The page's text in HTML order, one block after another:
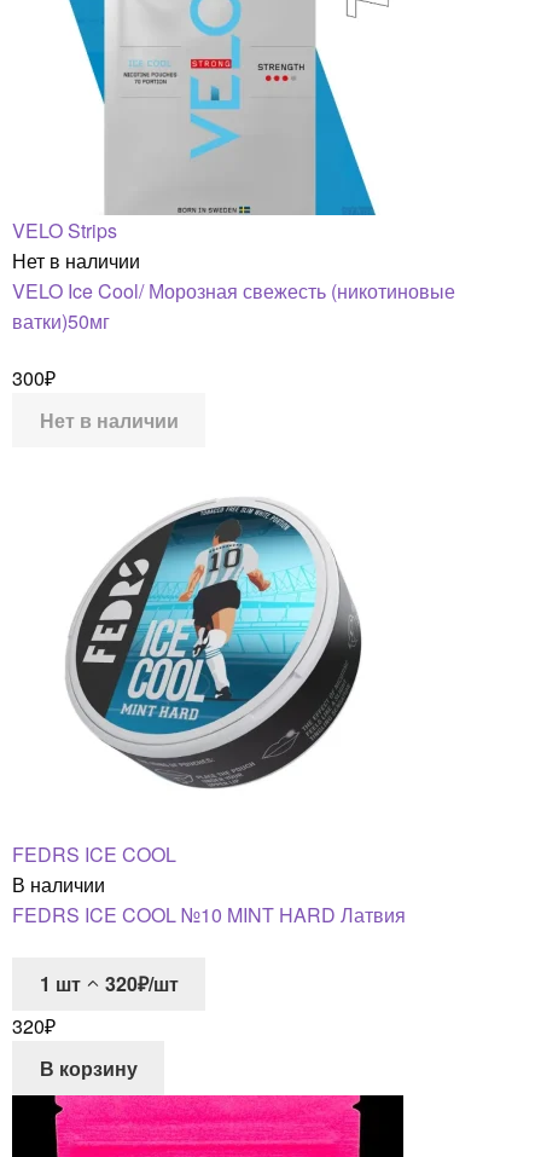
VELO Strips
Нет в наличии
VELO Ice Cool/ Морозная свежесть (никотиновые
ватки)50мг
300₽
Нет в наличии
FEDRS ICE COOL
В наличии
FEDRS ICE COOL №10 MINT HARD Латвия
1 шт
320₽/шт
320₽
В корзину